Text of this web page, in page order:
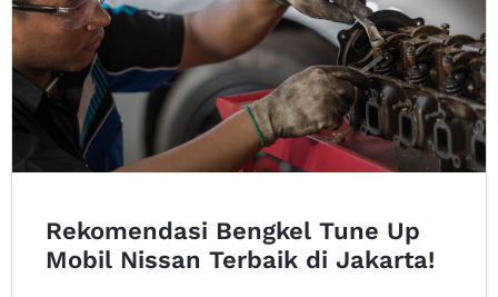
Rekomendasi Bengkel Tune Up
Mobil Nissan Terbaik di Jakarta!